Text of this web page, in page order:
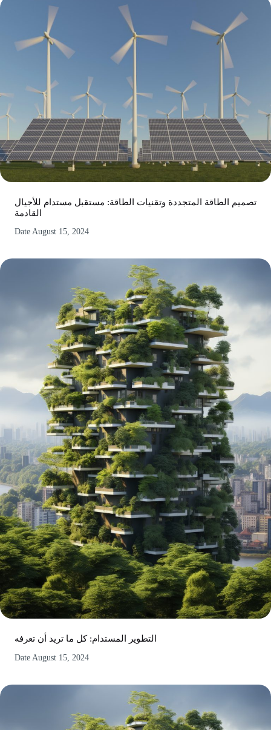
تصميم الطاقة المتجددة وتقنيات الطاقة: مستقبل مستدام للأجيال
القادمة
Date August 15, 2024
التطوير المستدام: كل ما تريد أن تعرفه
Date August 15, 2024